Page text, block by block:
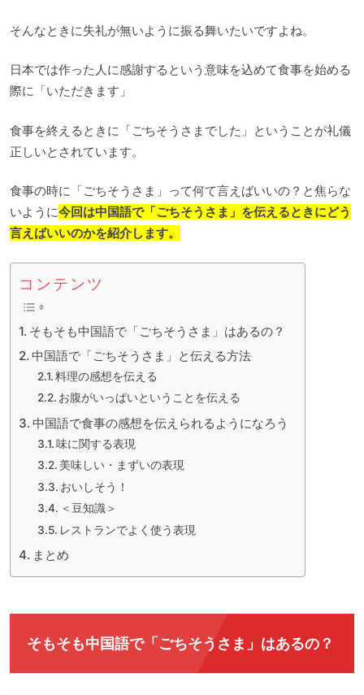
そんなときに失礼が無いように振る舞いたいですよね。
日本では作った人に感謝するという意味を込めて食事を始める
際に「いただきます」
食事を終えるときに「ごちそうさまでした」ということが礼儀
正しいとされています。
食事の時に「ごちそうさま」って何て言えばいいの？と焦らな
いように今回は中国語で「ごちそうさま」を伝えるときにどう
言えばいいのかを紹介します。
コンテンツ
そもそも中国語で「ごちそうさま」はあるの？
中国語で「ごちそうさま」と伝える方法
料理の感想を伝える
お腹がいっぱいということを伝える
中国語で食事の感想を伝えられるようになろう
味に関する表現
美味しい・まずいの表現
おいしそう！
＜豆知識＞
レストランでよく使う表現
まとめ
そもそも中国語で「ごちそうさま」はあるの？